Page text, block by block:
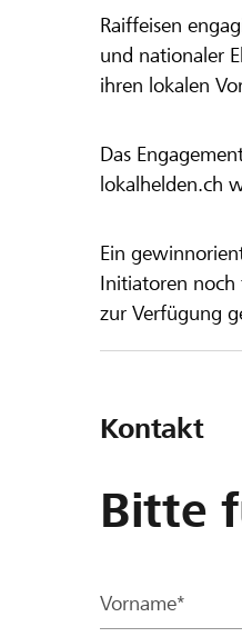
Raiffeisen
und nationaler
ihren lokalen
Das
lokalhelden.ch
Ein
Initiatoren noch
zur Verfügung
Kontakt
Bitte
Vorname*